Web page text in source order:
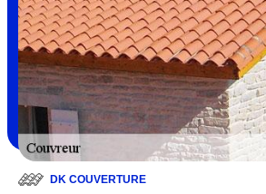
DK COUVERTURE